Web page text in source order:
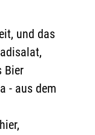
und das
Bier
- aus dem